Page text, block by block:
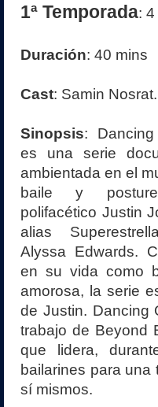
1ª Temporada:
Duración: 40 mins
Cast: Samin Nosrat.
Sinopsis:
es una serie
ambientada en el
baile y
polifacético Justin
alias
Alyssa Edwards.
en su vida como
amorosa, la serie
de Justin. Dancing
trabajo de Beyond
que lidera,
bailarines para una
sí mismos.